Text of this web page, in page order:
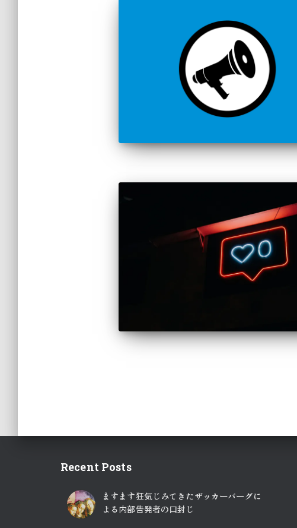
ペ
ー
Recent Posts
ますます狂気じみてきたザッカーバーグに
よる内部告発者の口封じ